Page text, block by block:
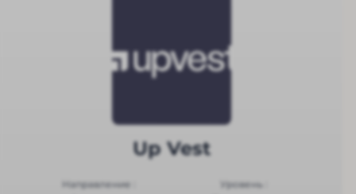
Up Vest
Направление : Уровень :